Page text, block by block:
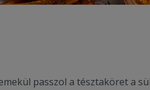
passzol a tésztaköret a